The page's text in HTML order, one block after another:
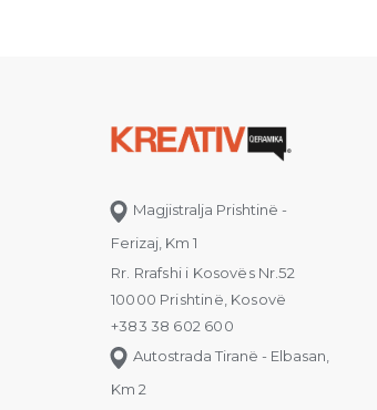
Magjistralja Prishtinë -
Ferizaj, Km 1
Rr. Rrafshi i Kosovës Nr.52
10000 Prishtinë, Kosovë
+383 38 602 600
Autostrada Tiranë - Elbasan,
Km 2